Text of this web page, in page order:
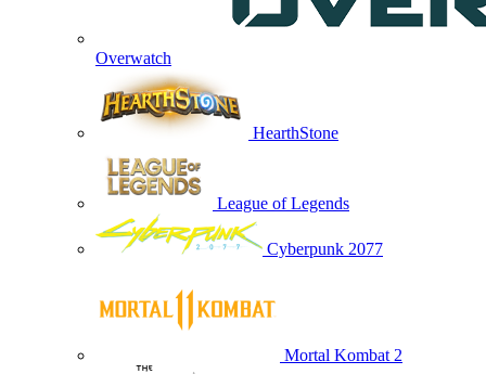
Overwatch
HearthStone
League of Legends
Cyberpunk 2077
Mortal Kombat 2